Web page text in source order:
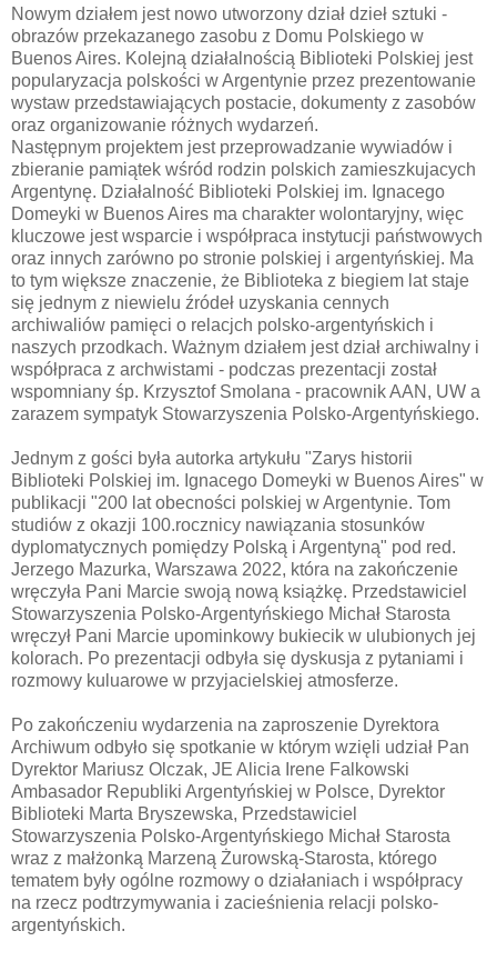
Nowym działem jest nowo utworzony dział dzieł sztuki -
obrazów przekazanego zasobu z Domu Polskiego w
Buenos Aires. Kolejną działalnością Biblioteki Polskiej jest
popularyzacja polskości w Argentynie przez prezentowanie
wystaw przedstawiających postacie, dokumenty z zasobów
oraz organizowanie różnych wydarzeń.
Następnym projektem jest przeprowadzanie wywiadów i
zbieranie pamiątek wśród rodzin polskich zamieszkujacych
Argentynę. Działalność Biblioteki Polskiej im. Ignacego
Domeyki w Buenos Aires ma charakter wolontaryjny, więc
kluczowe jest wsparcie i współpraca instytucji państwowych
oraz innych zarówno po stronie polskiej i argentyńskiej. Ma
to tym większe znaczenie, że Biblioteka z biegiem lat staje
się jednym z niewielu źródeł uzyskania cennych
archiwaliów pamięci o relacjch polsko-argentyńskich i
naszych przodkach. Ważnym działem jest dział archiwalny i
współpraca z archwistami - podczas prezentacji został
wspomniany śp. Krzysztof Smolana - pracownik AAN, UW a
zarazem sympatyk Stowarzyszenia Polsko-Argentyńskiego.
Jednym z gości była autorka artykułu "Zarys historii
Biblioteki Polskiej im. Ignacego Domeyki w Buenos Aires" w
publikacji "200 lat obecności polskiej w Argentynie. Tom
studiów z okazji 100.rocznicy nawiązania stosunków
dyplomatycznych pomiędzy Polską i Argentyną" pod red.
Jerzego Mazurka, Warszawa 2022, która na zakończenie
wręczyła Pani Marcie swoją nową książkę. Przedstawiciel
Stowarzyszenia Polsko-Argentyńskiego Michał Starosta
wręczył Pani Marcie upominkowy bukiecik w ulubionych jej
kolorach. Po prezentacji odbyła się dyskusja z pytaniami i
rozmowy kuluarowe w przyjacielskiej atmosferze.
Po zakończeniu wydarzenia na zaproszenie Dyrektora
Archiwum odbyło się spotkanie w którym wzięli udział Pan
Dyrektor Mariusz Olczak, JE Alicia Irene Falkowski
Ambasador Republiki Argentyńskiej w Polsce, Dyrektor
Biblioteki Marta Bryszewska, Przedstawiciel
Stowarzyszenia Polsko-Argentyńskiego Michał Starosta
wraz z małżonką Marzeną Żurowską-Starosta, którego
tematem były ogólne rozmowy o działaniach i współpracy
na rzecz podtrzymywania i zacieśnienia relacji polsko-
argentyńskich.